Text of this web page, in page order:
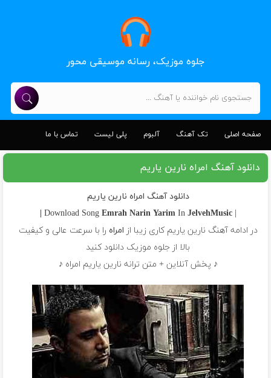
جلوه موزیک، رسانه موسیقی محور
صفحه اصلی تک آهنگ آلبوم پلی لیست تماس با ما
دانلود آهنگ امراه نارین یاریم
دانلود آهنگ امراه نارین یاریم
| Download Song
Emrah Narin YarimIn JelvehMusic |
در ادامه آهنگ نارین یاریم کاری زیبا از امراه را با سرعت عالی و کیفیت
بالا از جلوه موزیک دانلود کنید
♪ پخش آنلاین + متن ترانه نارین یاریم امراه ♪